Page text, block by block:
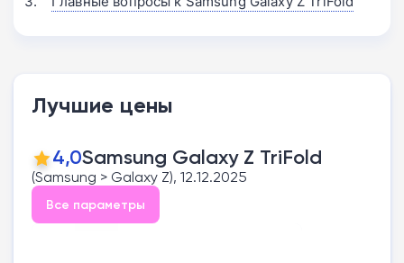
Лучшие цены
4,0Samsung Galaxy Z TriFold
(Samsung > Galaxy Z), 12.12.2025
Все параметры